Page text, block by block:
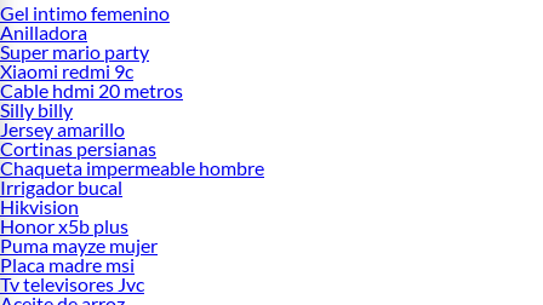
Gel intimo femenino
Anilladora
Super mario party
Xiaomi redmi 9c
Cable hdmi 20 metros
Silly billy
Jersey amarillo
Cortinas persianas
Chaqueta impermeable hombre
Irrigador bucal
Hikvision
Honor x5b plus
Puma mayze mujer
Placa madre msi
Tv televisores Jvc